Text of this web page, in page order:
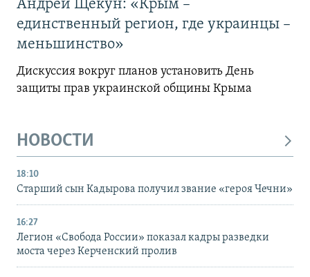
Андрей Щекун: «Крым –
единственный регион, где украинцы –
меньшинство»
Дискуссия вокруг планов установить День
защиты прав украинской общины Крыма
НОВОСТИ
18:10
Старший сын Кадырова получил звание «героя Чечни»
16:27
Легион «Свобода России» показал кадры разведки
моста через Керченский пролив